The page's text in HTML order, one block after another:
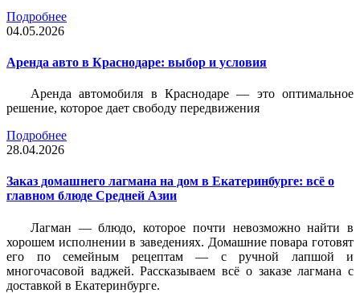
Подробнее
04.05.2026
Аренда авто в Краснодаре: выбор и условия
Аренда автомобиля в Краснодаре — это оптимальное
решение, которое дает свободу передвижения
Подробнее
28.04.2026
Заказ домашнего лагмана на дом в Екатеринбурге: всё о
главном блюде Средней Азии
Лагман — блюдо, которое почти невозможно найти в
хорошем исполнении в заведениях. Домашние повара готовят
его по семейным рецептам — с ручной лапшой и
многочасовой ваджей. Рассказываем всё о заказе лагмана с
доставкой в Екатеринбурге.